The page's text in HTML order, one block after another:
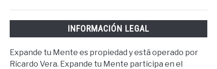
INFORMACIÓN LEGAL
Expande tu Mente es propiedad y está operado por
Ricardo Vera. Expande tu Mente participa en el